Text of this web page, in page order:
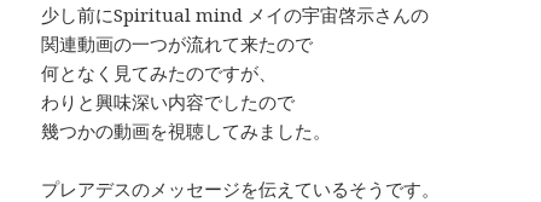
少し前にSpiritual mind メイの宇宙啓示さんの
関連動画の一つが流れて来たので
何となく見てみたのですが、
わりと興味深い内容でしたので
幾つかの動画を視聴してみました。
プレアデスのメッセージを伝えているそうです。